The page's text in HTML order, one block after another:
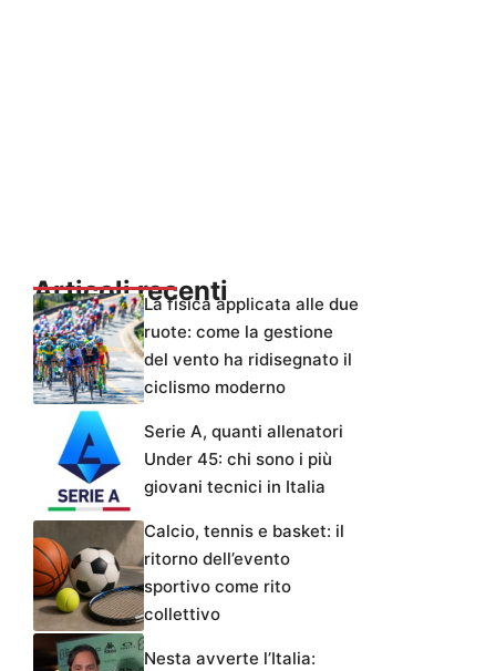
Articoli recentiLa fisica applicata alle due
ruote: come la gestione
del vento ha ridisegnato il
ciclismo moderno
Serie A, quanti allenatori
Under 45: chi sono i più
giovani tecnici in Italia
Calcio, tennis e basket: il
ritorno dell’evento
sportivo come rito
collettivo
Nesta avverte l’Italia: